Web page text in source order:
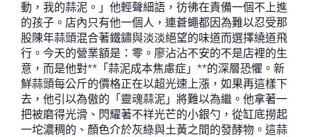
動，我的蒜泥。」他輕聲細語，彷彿在責備一個不上進
的孩子。店內只有他一個人，連蒼蠅都因為難以忍受那
股陳年蒜頭混合著鐵鏽與淡淡絕望的味道而選擇繞道飛
行。今天的營業額是：零。廖沾沾不安的不是店裡的生
意，而是他對**「蒜泥成本焦慮症」**的深層恐懼。新
鮮蒜頭每公斤的價格正在以超光速上漲，如果再這樣下
去，他引以為傲的「靈魂蒜泥」將難以為繼。他拿著一
把被磨得光滑、閃耀著不祥光芒的小銀勺，從缸底撈起
一坨濃稠的、顏色介於灰綠與土黃之間的發酵物。這蒜